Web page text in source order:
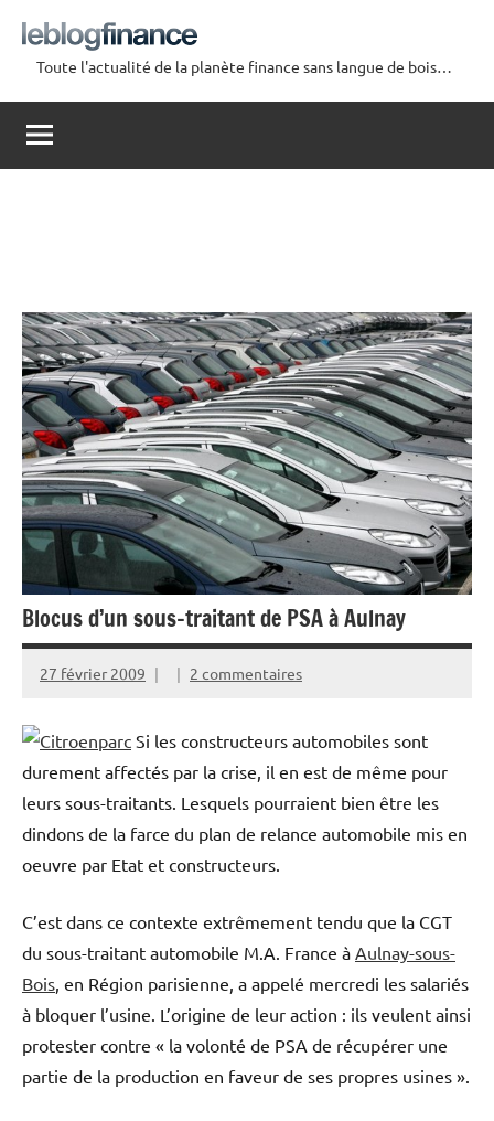
contenu
Le
Blog
Finance
Toute l'actualité de la planète finance sans langue de bois…
Blocus d’un sous-traitant de PSA à Aulnay
27 février 2009 2 commentaires
Si les constructeurs automobiles sont
durement affectés par la crise, il en est de même pour
leurs sous-traitants. Lesquels pourraient bien être les
dindons de la farce du plan de relance automobile mis en
oeuvre par Etat et constructeurs.
C’est dans ce contexte extrêmement tendu que la CGT
du sous-traitant automobile M.A. France à Aulnay-sous-
Bois, en Région parisienne, a appelé mercredi les salariés
à bloquer l’usine. L’origine de leur action : ils veulent ainsi
protester contre « la volonté de PSA de récupérer une
partie de la production en faveur de ses propres usines ».